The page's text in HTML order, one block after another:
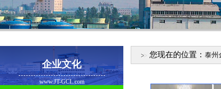
企业文化
www.JT-GCL.com
您现在的位置： 泰州